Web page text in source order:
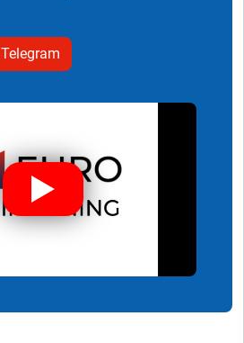
Telegram